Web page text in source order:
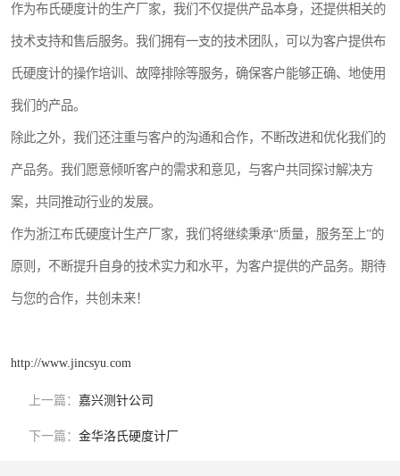
作为布氏硬度计的生产厂家，我们不仅提供产品本身，还提供相关的
技术支持和售后服务。我们拥有一支的技术团队，可以为客户提供布
氏硬度计的操作培训、故障排除等服务，确保客户能够正确、地使用
我们的产品。
除此之外，我们还注重与客户的沟通和合作，不断改进和优化我们的
产品务。我们愿意倾听客户的需求和意见，与客户共同探讨解决方
案，共同推动行业的发展。
作为浙江布氏硬度计生产厂家，我们将继续秉承“质量，服务至上”的
原则，不断提升自身的技术实力和水平，为客户提供的产品务。期待
与您的合作，共创未来！
http://www.jincsyu.com
上一篇： 嘉兴测针公司
下一篇： 金华洛氏硬度计厂